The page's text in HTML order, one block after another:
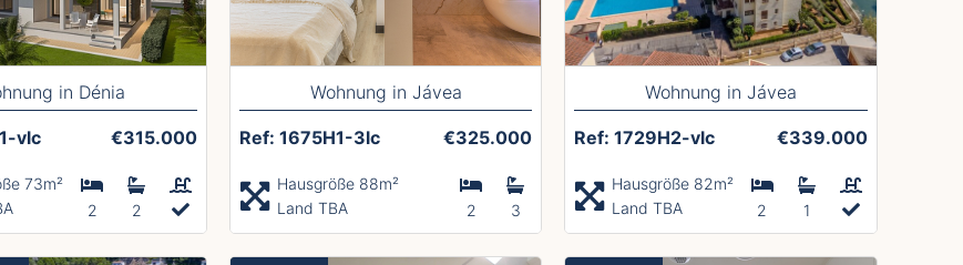
in Dénia
vlc €315.000
73m²
2 2
Wohnung in Jávea
Ref: 1675H1-3lc €325.000
Hausgröße 88m²
Land TBA
2 3
Wohnung in Jávea
Ref: 1729H2-vlc €339.000
Hausgröße 82m²
Land TBA
2 1